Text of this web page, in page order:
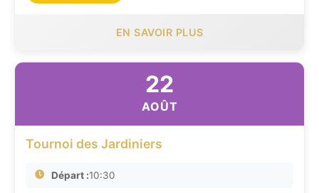
EN SAVOIR PLUS
22
AOÛT
Tournoi des Jardiniers
Départ :10:30